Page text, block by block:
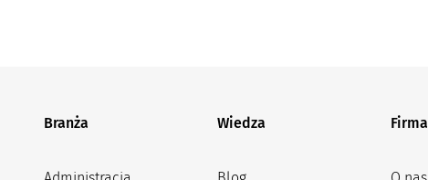
Branża Wiedza Firma